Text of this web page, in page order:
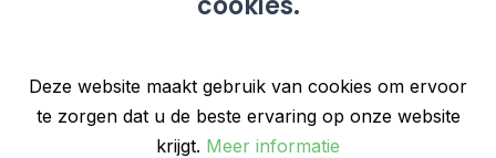
Deze website maakt gebruik van cookies om ervoor
te zorgen dat u de beste ervaring op onze website
krijgt. Meer informatie
partijen.”
Regelgeving